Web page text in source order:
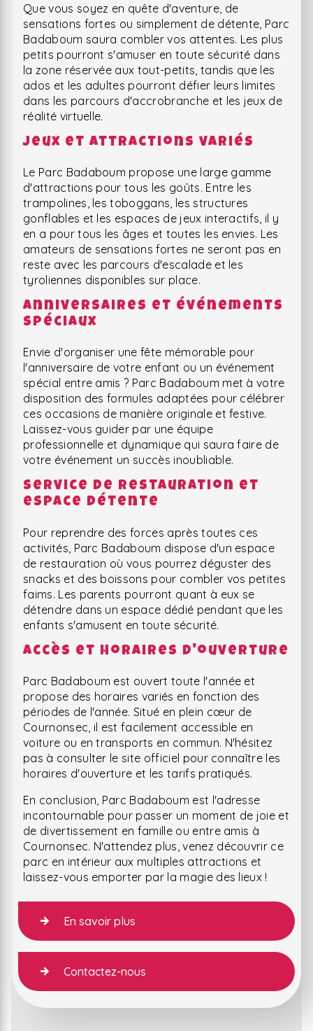
Que vous soyez en quête d'aventure, de
sensations fortes ou simplement de détente, Parc
Badaboum saura combler vos attentes. Les plus
petits pourront s'amuser en toute sécurité dans
la zone réservée aux tout-petits, tandis que les
ados et les adultes pourront défier leurs limites
dans les parcours d'accrobranche et les jeux de
réalité virtuelle.
Jeux et attractions variés
Le Parc Badaboum propose une large gamme
d'attractions pour tous les goûts. Entre les
trampolines, les toboggans, les structures
gonflables et les espaces de jeux interactifs, il y
en a pour tous les âges et toutes les envies. Les
amateurs de sensations fortes ne seront pas en
reste avec les parcours d'escalade et les
tyroliennes disponibles sur place.
Anniversaires et événements
spéciaux
Envie d'organiser une fête mémorable pour
l'anniversaire de votre enfant ou un événement
spécial entre amis ? Parc Badaboum met à votre
disposition des formules adaptées pour célébrer
ces occasions de manière originale et festive.
Laissez-vous guider par une équipe
professionnelle et dynamique qui saura faire de
votre événement un succès inoubliable.
Service de restauration et
espace détente
Pour reprendre des forces après toutes ces
activités, Parc Badaboum dispose d'un espace
de restauration où vous pourrez déguster des
snacks et des boissons pour combler vos petites
faims. Les parents pourront quant à eux se
détendre dans un espace dédié pendant que les
enfants s'amusent en toute sécurité.
Accès et horaires d'ouverture
Parc Badaboum est ouvert toute l'année et
propose des horaires variés en fonction des
périodes de l'année. Situé en plein cœur de
Cournonsec, il est facilement accessible en
voiture ou en transports en commun. N'hésitez
pas à consulter le site officiel pour connaître les
horaires d'ouverture et les tarifs pratiqués.
En conclusion, Parc Badaboum est l'adresse
incontournable pour passer un moment de joie et
de divertissement en famille ou entre amis à
Cournonsec. N'attendez plus, venez découvrir ce
parc en intérieur aux multiples attractions et
laissez-vous emporter par la magie des lieux !
En savoir plus
Contactez-nous